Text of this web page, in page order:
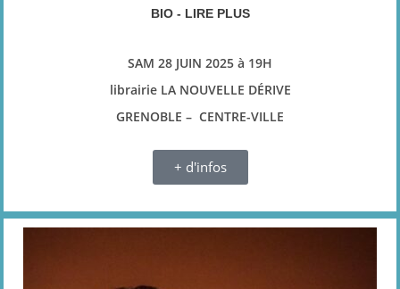
BIO - LIRE PLUS
SAM 28 JUIN 2025 à 19H
librairie LA NOUVELLE DÉRIVE
GRENOBLE – CENTRE-VILLE
+ d'infos